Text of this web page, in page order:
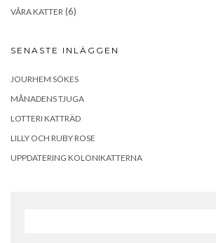
VÅRA KATTER (6)
SENASTE INLÄGGEN
JOURHEM SÖKES
MÅNADENS TJUGA
LOTTERI KATTRÄD
LILLY OCH RUBY ROSE
UPPDATERING KOLONIKATTERNA